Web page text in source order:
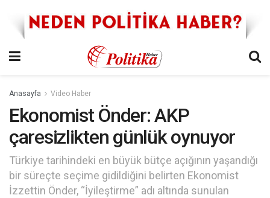
Anasayfa Video Haber
Ekonomist Önder: AKP
çaresizlikten günlük oynuyor
Türkiye tarihindeki en büyük bütçe açığının yaşandığı
bir süreçte seçime gidildiğini belirten Ekonomist
İzzettin Önder, “İyileştirme” adı altında sunulan